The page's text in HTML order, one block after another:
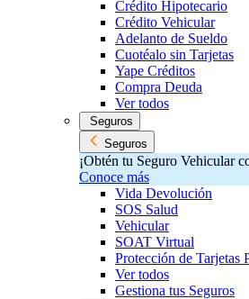
Crédito Hipotecario
Crédito Vehicular
Adelanto de Sueldo
Cuotéalo sin Tarjetas
Yape Créditos
Compra Deuda
Ver todos
Seguros
Seguros
¡Obtén tu Seguro Vehicular
Conoce más
Vida Devolución
SOS Salud
Vehicular
SOAT Virtual
Protección de Tarjetas
Ver todos
Gestiona tus Seguros